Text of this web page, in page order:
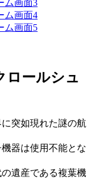
ロールシュ
突如現れた謎の航
器は使用不能とな
遺産である複葉機